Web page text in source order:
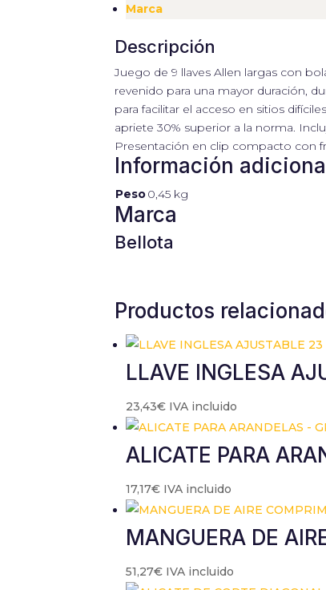
Marca
Descripción
Juego de 9 llaves Allen largas con
revenido para una mayor duración,
para facilitar el acceso en sitios
apriete 30% superior a la norma.
Presentación en clip compacto con
Información
Peso0,45 kg
Marca
Bellota
Productos
LLAVE INGLESA
23,43€ IVA incluido
ALICATE PARA
17,17€ IVA incluido
MANGUERA DE
51,27€ IVA incluido